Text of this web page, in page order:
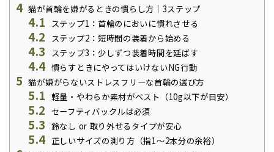
4 猫が首輪を嫌がるときの慣らし方｜3ステップ
4.1 ステップ1：首輪のにおいに慣れさせる
4.2 ステップ2：短時間の装着から始める
4.3 ステップ3：少しずつ装着時間を延ばす
4.4 慣らすときにやってはいけないNG行動
5 猫が嫌がらないストレスフリーな首輪の選び方
5.1 軽量・やわらか素材がベスト（10g以下が目安）
5.2 セーフティバックルは必須
5.3 鈴なし or 取り外せるタイプが安心
5.4 正しいサイズの測り方（指1～2本分の余裕）